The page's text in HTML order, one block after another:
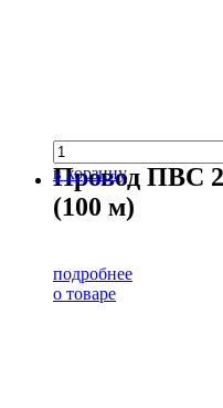
в корзину
Провод ПВС
(100 м)
подробнее
о товаре